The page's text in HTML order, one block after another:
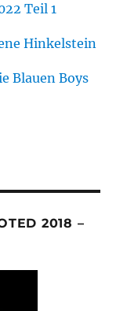
Teil 1
Hinkelstein
Blauen Boys
2018 –